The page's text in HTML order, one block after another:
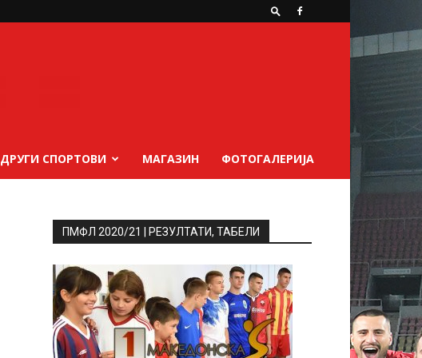
ДРУГИ СПОРТОВИ МАГАЗИН ФОТОГАЛЕРИЈА
ПМФЛ 2020/21 | РЕЗУЛТАТИ, ТАБЕЛИ